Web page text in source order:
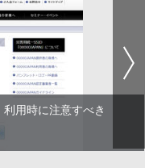
用時に注意すべき